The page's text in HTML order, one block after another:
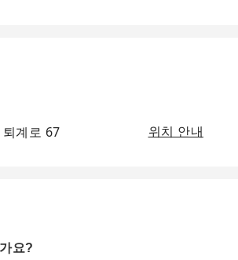
계로 67
위치 안내
요?